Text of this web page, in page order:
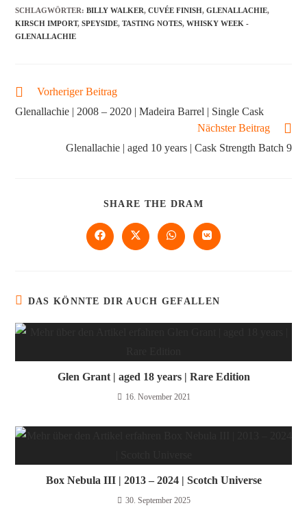
SCHLAGWÖRTER:BILLY WALKER, CUVÉE FINISH, GLENALLACHIE,
KIRSCH IMPORT, SPEYSIDE, TASTING NOTES, WHISKY WEEK -
GLENALLACHIE
Vorheriger Beitrag
Glenallachie | 2008 – 2020 | Madeira Barrel | Single Cask
Nächster Beitrag
Glenallachie | aged 10 years | Cask Strength Batch 9
SHARE THE DRAM
DAS KÖNNTE DIR AUCH GEFALLEN
Glen Grant | aged 18 years | Rare Edition
16. November 2021
Box Nebula III | 2013 – 2024 | Scotch Universe
30. September 2025